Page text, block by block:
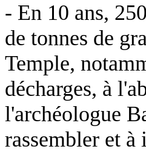
- En 10 ans,
de tonnes de
Temple,
décharges, à
l'archéologue
rassembler et